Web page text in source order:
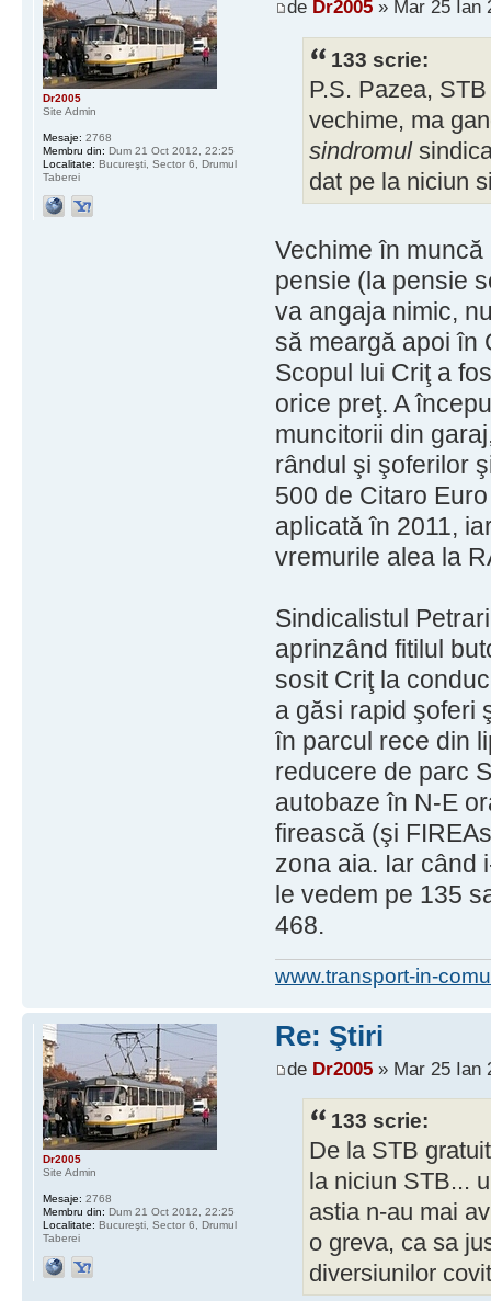
de Dr2005» Mar 25 Ian
133 scrie:
P.S. Pazea,
vechime, ma
sindromul
dat pe la niciun
Vechime în
pensie (la pensie
va angaja nimic,
să meargă apoi în
Scopul lui Criţ a
orice preţ. A
muncitorii din
rândul şi şoferilor
500 de Citaro
aplicată în 2011,
vremurile alea la
Sindicalistul
aprinzând fitilul
sosit Criţ la
a găsi rapid şoferi
în parcul rece din
reducere de parc
autobaze în N-E
firească (şi
zona aia. Iar când
le vedem pe 135
468.
www.transport-in-
Dr2005
Site Admin
Mesaje: 2768
Membru din: Dum 21 Oct 2012, 22:25
Localitate: Bucureşti, Sector 6, Drumul
Taberei
Re: Ştiri
de Dr2005» Mar 25 Ian
133 scrie:
De la STB
la niciun STB...
astia n-au mai
o greva, ca sa
diversiunilor
Dr2005
Site Admin
Mesaje: 2768
Membru din: Dum 21 Oct 2012, 22:25
Localitate: Bucureşti, Sector 6, Drumul
Taberei